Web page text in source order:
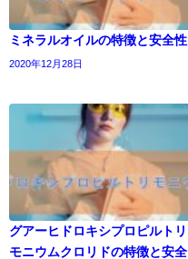
ミネラルオイルの特徴と安全性
2020年12月28日
グアーヒドロキシプロピルトリ
モニウムクロリドの特徴と安全